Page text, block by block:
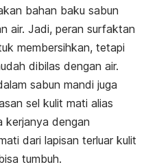
bahan baku sabun
air. Jadi, peran surfaktan
membersihkan, tetapi
dibilas dengan air.
sabun mandi juga
sel kulit mati alias
kerjanya dengan
dari lapisan terluar kulit
tumbuh.